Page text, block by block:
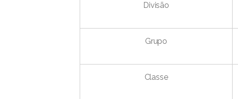
Divisão
Grupo
Classe